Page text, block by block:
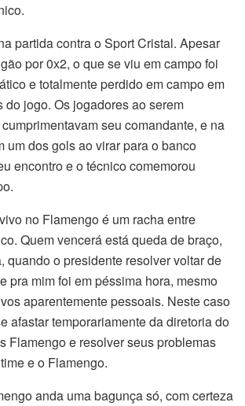
partida contra o Sport Cristal. Apesar
por 0x2, o que se viu em campo foi
e totalmente perdido em campo em
do jogo. Os jogadores ao serem
seu comandante, e na
um dos gols ao virar para o banco
encontro e o técnico comemorou
no Flamengo é um racha entre
Quem vencerá está queda de braço,
quando o presidente resolver voltar de
pra mim foi em péssima hora, mesmo
aparentemente pessoais. Neste caso
afastar temporariamente da diretoria do
Flamengo e resolver seus problemas
e o Flamengo.
anda uma bagunça só, com certeza